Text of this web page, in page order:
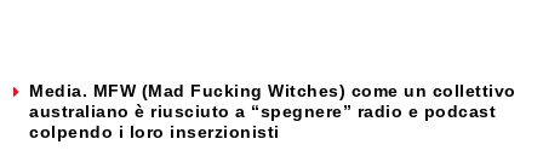
Media. MFW (Mad Fucking Witches) come un collettivo
australiano è riusciuto a “spegnere” radio e podcast
colpendo i loro inserzionisti